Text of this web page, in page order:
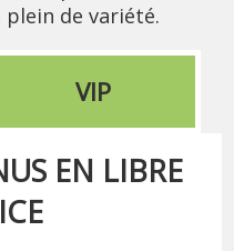
de variété.
VIP
EN LIBRE